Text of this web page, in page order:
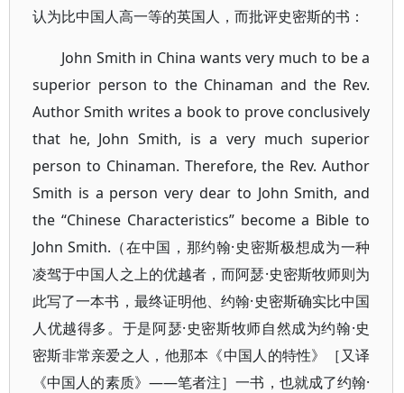
认为比中国人高一等的英国人，而批评史密斯的书：
John Smith in China wants very much to be a
superior person to the Chinaman and the Rev.
Author Smith writes a book to prove conclusively
that he, John Smith, is a very much superior
person to Chinaman. Therefore, the Rev. Author
Smith is a person very dear to John Smith, and
the “Chinese Characteristics” become a Bible to
John Smith.（在中国，那约翰·史密斯极想成为一种
凌驾于中国人之上的优越者，而阿瑟·史密斯牧师则为
此写了一本书，最终证明他、约翰·史密斯确实比中国
人优越得多。于是阿瑟·史密斯牧师自然成为约翰·史
密斯非常亲爱之人，他那本《中国人的特性》［又译
《中国人的素质》——笔者注］一书，也就成了约翰·